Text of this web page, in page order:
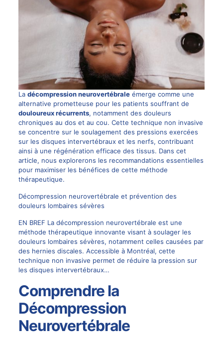
La décompression neurovertébraleémerge comme une
alternative prometteuse pour les patients souffrant de
douloureux récurrents, notamment des douleurs
chroniques au dos et au cou. Cette technique non invasive
se concentre sur le soulagement des pressions exercées
sur les disques intervertébraux et les nerfs, contribuant
ainsi à une régénération efficace des tissus. Dans cet
article, nous explorerons les recommandations essentielles
pour maximiser les bénéfices de cette méthode
thérapeutique.
Décompression neurovertébrale et prévention des
douleurs lombaires sévères
EN BREF La décompression neurovertébrale est une
méthode thérapeutique innovante visant à soulager les
douleurs lombaires sévères, notamment celles causées par
des hernies discales. Accessible à Montréal, cette
technique non invasive permet de réduire la pression sur
les disques intervertébraux…
Comprendre la
Décompression
Neurovertébrale